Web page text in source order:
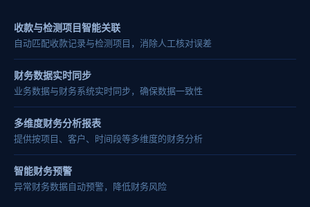
收款与检测项目智能关联
自动匹配收款记录与检测项目，消除人工核对误差
财务数据实时同步
业务数据与财务系统实时同步，确保数据一致性
多维度财务分析报表
提供按项目、客户、时间段等多维度的财务分析
智能财务预警
异常财务数据自动预警，降低财务风险